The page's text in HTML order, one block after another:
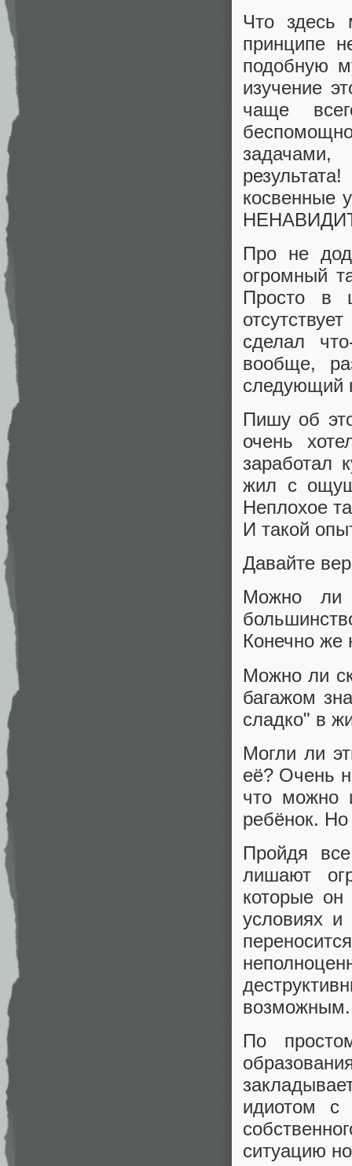
Что здесь
принципе
подобную
изучение
чаще
задачами,
косвенные
Про не
огромный
Просто в
сделал
вообще,
следующий
Пишу об
очень
заработал
жил с
Неплохое
И такой
Давайте
Можно ли
Конечно же
Можно ли
багажом
сладко" в
Могли ли
её? Очень
что можно
ребёнок.
Пройдя
лишают
которые
условиях
возможным.
По
идиотом с
ситуацию